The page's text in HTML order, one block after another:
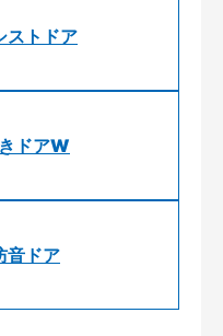
ストドア
ドアW
音ドア